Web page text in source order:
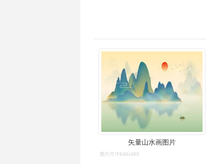
矢量山水画图片
图片尺寸648x360